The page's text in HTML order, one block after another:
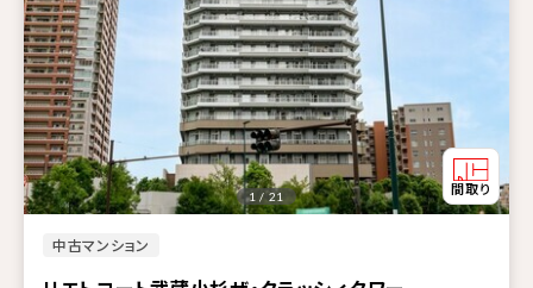
中古マンション
1 / 21